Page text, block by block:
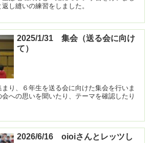
し縫いの練習をしました。
2025/1/31 集会（送る会に向け
て）
り、６年生を送る会に向けた集会を行いま
への思いを聞いたり、テーマを確認したり
2026/6/16 oioiさんとレッツし